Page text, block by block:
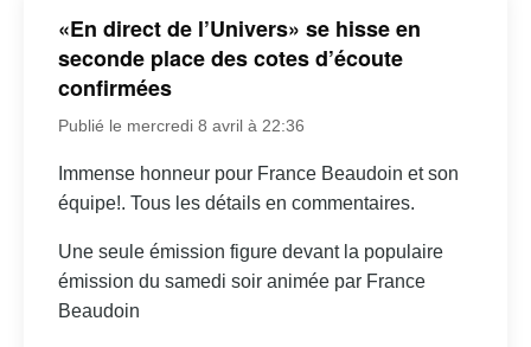
«En direct de l’Univers» se hisse en
seconde place des cotes d’écoute
confirmées
Publié le mercredi 8 avril à 22:36
Immense honneur pour France Beaudoin et son
équipe!. Tous les détails en commentaires.
Une seule émission figure devant la populaire
émission du samedi soir animée par France
Beaudoin